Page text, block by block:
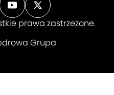
prawa zastrzeżone.
Grupa